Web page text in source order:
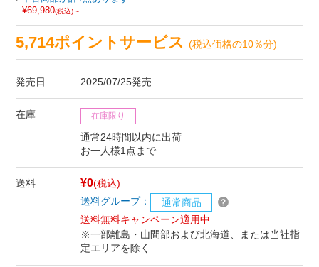
¥69,980(税込)～
5,714ポイントサービス(税込価格の10％分)
発売日 2025/07/25発売
在庫 在庫限り
通常24時間以内に出荷
お一人様1点まで
送料 ¥0(税込)
送料グループ：
通常商品
送料無料キャンペーン適用中
※一部離島・山間部および北海道、または当社指
定エリアを除く